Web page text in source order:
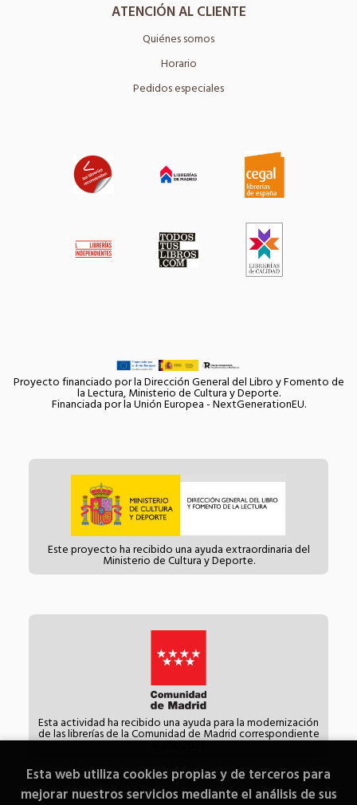
ATENCIÓN AL CLIENTE
Quiénes somos
Horario
Pedidos especiales
Proyecto financiado por la Dirección General del Libro y Fomento de
la Lectura, Ministerio de Cultura y Deporte.
Financiada por la Unión Europea - NextGenerationEU.
Este proyecto ha recibido una ayuda extraordinaria del
Ministerio de Cultura y Deporte.
Esta actividad ha recibido una ayuda para la modernización
de las librerías de la Comunidad de Madrid correspondiente
al año 2021.
Esta web utiliza cookies propias y de terceros para
mejorar nuestros servicios mediante el análisis de sus